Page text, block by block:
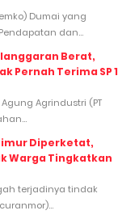
Dumai yang
dan...
Berat,
Pernah Terima SP 1
Agrindustri (PT
Diperketat,
Warga Tingkatkan
terjadinya tindak